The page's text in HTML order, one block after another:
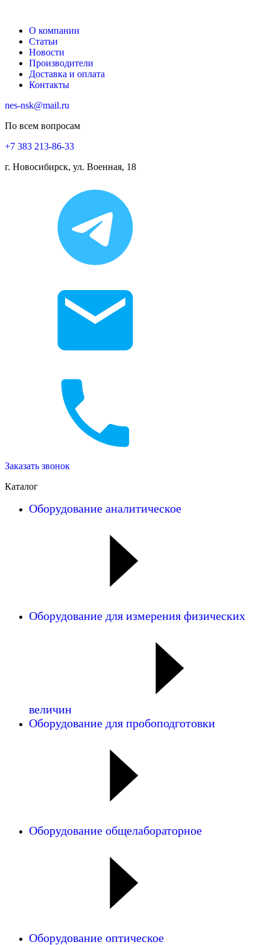
О компании
Статьи
Новости
Производители
Доставка и оплата
Контакты
nes-nsk@mail.ru
По всем вопросам
+7 383 213-86-33
г. Новосибирск, ул. Военная, 18
Заказать звонок
Каталог
Оборудование аналитическое
Оборудование для измерения физических
величин
Оборудование для пробоподготовки
Оборудование общелабораторное
Оборудование оптическое